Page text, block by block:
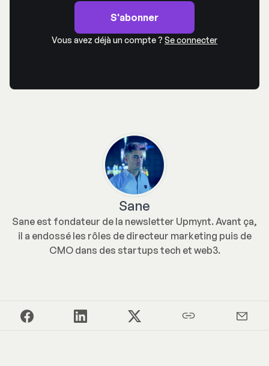
S'abonner
Vous avez déjà un compte ? Se connecter
Sane
Sane est fondateur de la newsletter Upmynt. Avant ça,
il a endossé les rôles de directeur marketing puis de
CMO dans des startups tech et web3.